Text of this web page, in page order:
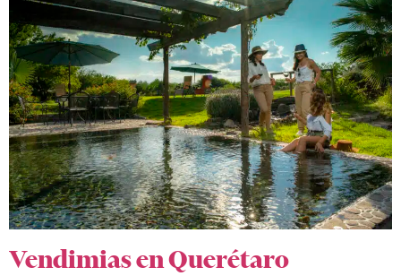
Vendimias en Querétaro